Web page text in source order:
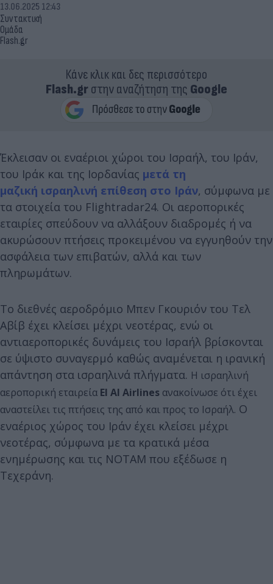
Συντακτική
Ομάδα
Flash.gr
13.06.2025 12:43
Κάνε κλικ και δες περισσότερο
Flash.grστην αναζήτηση της Google
Έκλεισαν οι εναέριοι χώροι του Ισραήλ, του Ιράν,
του Ιράκ και της Ιορδανίας μετά τη
μαζική ισραηλινή επίθεση στο Ιράν, σύμφωνα με
τα στοιχεία του Flightradar24. Οι αεροπορικές
εταιρίες σπεύδουν να αλλάξουν διαδρομές ή να
ακυρώσουν πτήσεις προκειμένου να εγγυηθούν την
ασφάλεια των επιβατών, αλλά και των
πληρωμάτων.
Το διεθνές αεροδρόμιο Μπεν Γκουριόν του Τελ
Αβίβ έχει κλείσει μέχρι νεοτέρας, ενώ οι
αντιαεροπορικές δυνάμεις του Ισραήλ βρίσκονται
σε ύψιστο συναγερμό καθώς αναμένεται η ιρανική
απάντηση στα ισραηλινά πλήγματα. Η ισραηλινή
αεροπορική εταιρεία El Al Airlines ανακοίνωσε ότι έχει
αναστείλει τις πτήσεις της από και προς το Ισραήλ. Ο
εναέριος χώρος του Ιράν έχει κλείσει μέχρι
νεοτέρας, σύμφωνα με τα κρατικά μέσα
ενημέρωσης και τις NOTAM που εξέδωσε η
Τεχεράνη.